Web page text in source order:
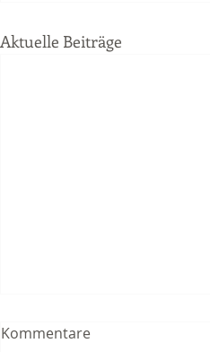
Aktuelle Beiträge
Kommentare